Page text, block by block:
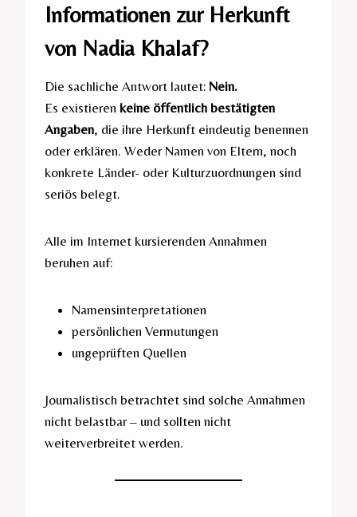
Informationen zur Herkunft
von Nadia Khalaf?
Die sachliche Antwort lautet: Nein.
Es existieren keine öffentlich bestätigten
Angaben, die ihre Herkunft eindeutig benennen
oder erklären. Weder Namen von Eltern, noch
konkrete Länder- oder Kulturzuordnungen sind
seriös belegt.
Alle im Internet kursierenden Annahmen
beruhen auf:
Namensinterpretationen
persönlichen Vermutungen
ungeprüften Quellen
Journalistisch betrachtet sind solche Annahmen
nicht belastbar – und sollten nicht
weiterverbreitet werden.